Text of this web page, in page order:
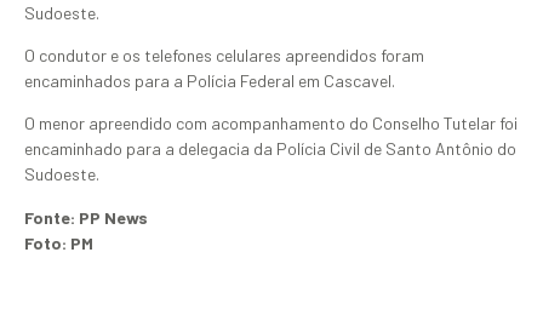
Sudoeste.
O condutor e os telefones celulares apreendidos foram
encaminhados para a Polícia Federal em Cascavel.
O menor apreendido com acompanhamento do Conselho Tutelar foi
encaminhado para a delegacia da Polícia Civil de Santo Antônio do
Sudoeste.
Fonte: PP News
Foto: PM